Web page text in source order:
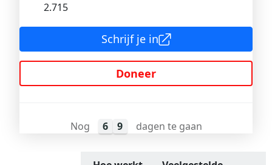
2.715
Schrijf je in
Doneer
Nog 6 9 dagen te gaan